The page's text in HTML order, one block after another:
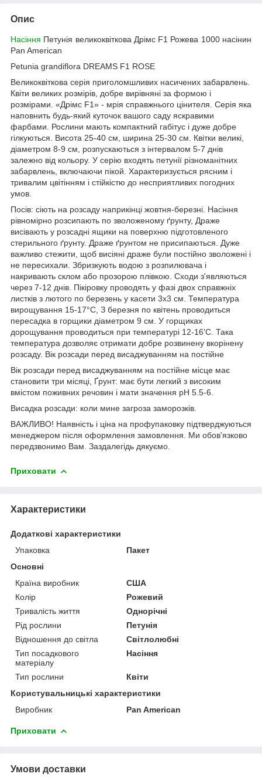
Опис
Насіння Петунія великоквіткова Дрімс F1 Рожева 1000 насінин
Pan American
Petunia grandiflora DREAMS F1 ROSE
Великоквіткова серія приголомшливих насичених забарвлень.
Квіти великих розмірів, добре вирівняні за формою і
розмірами. «Дрімс F1» - мрія справжнього цінителя. Серія яка
наповнить будь-який куточок вашого саду яскравими
фарбами. Рослини мають компактний габітус і дуже добре
гілкуються. Висота 25-40 см, ширина 25-30 см. Квітки великі,
діаметром 8-9 см, розпускаються з інтервалом 5-7 днів
залежно від кольору. У серію входять петунії різноманітних
забарвлень, включаючи пікой. Характеризується рясним і
тривалим цвітінням і стійкістю до несприятливих погодних
умов.
Посів: сіють на розсаду наприкінці жовтня-березні. Насіння
рівномірно розсипають по зволоженому ґрунту, Драже
висівають у розсадні ящики на поверхню підготовленого
стерильного ґрунту. Драже ґрунтом не присипаються. Дуже
важливо стежити, щоб висіяні драже були постійно зволожені і
не пересихали. Збризкують водою з розпилювача і
накривають склом або прозорою плівкою. Сходи з'являються
через 7-12 днів. Пікіровку проводять у фазі двох справжніх
листків з лютого по березень у касети 3х3 см. Температура
вирощування 15-17°С, З березня по квітень проводиться
пересадка в горщики діаметром 9 см. У горщиках
дорощування проводиться при температурі 12-16'С. Така
температура дозволяє отримати добре розвинену вкорінену
розсаду. Вік розсади перед висаджуванням на постійне
Вік розсади перед висаджуванням на постійне місце має
становити три місяці, Ґрунт: має бути легкий з високим
вмістом поживних речовин і мати значення рН 5.5-6.
Висадка розсади: коли мине загроза заморозків.
ВАЖЛИВО! Наявність і ціна на профупаковку підтверджуються
менеджером після оформлення замовлення. Ми обов'язково
передзвонимо Вам. Заздалегідь дякуємо.
Приховати
Характеристики
Додаткові характеристики
Упаковка
Пакет
Основні
Країна виробник
США
Колір
Рожевий
Тривалість життя
Однорічні
Рід рослини
Петунія
Відношення до світла
Світлолюбні
Тип посадкового
матеріалу
Насіння
Тип рослини
Квіти
Користувальницькі характеристики
Виробник
Pan American
Приховати
Умови доставки